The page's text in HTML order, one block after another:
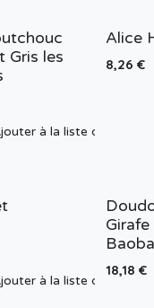
Gris les
à la liste de souhaits
Alice
8,26 €
à la liste de souhaits
18,18 €